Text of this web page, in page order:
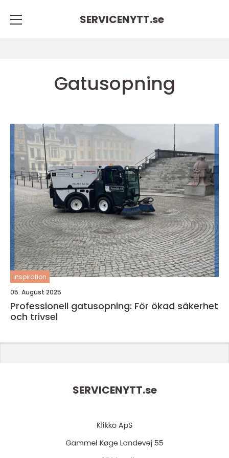
SERVICENYTT.se
Gatusopning
inspiration
05. August 2025
Professionell gatusopning: För ökad säkerhet
och trivsel
SERVICENYTT.se